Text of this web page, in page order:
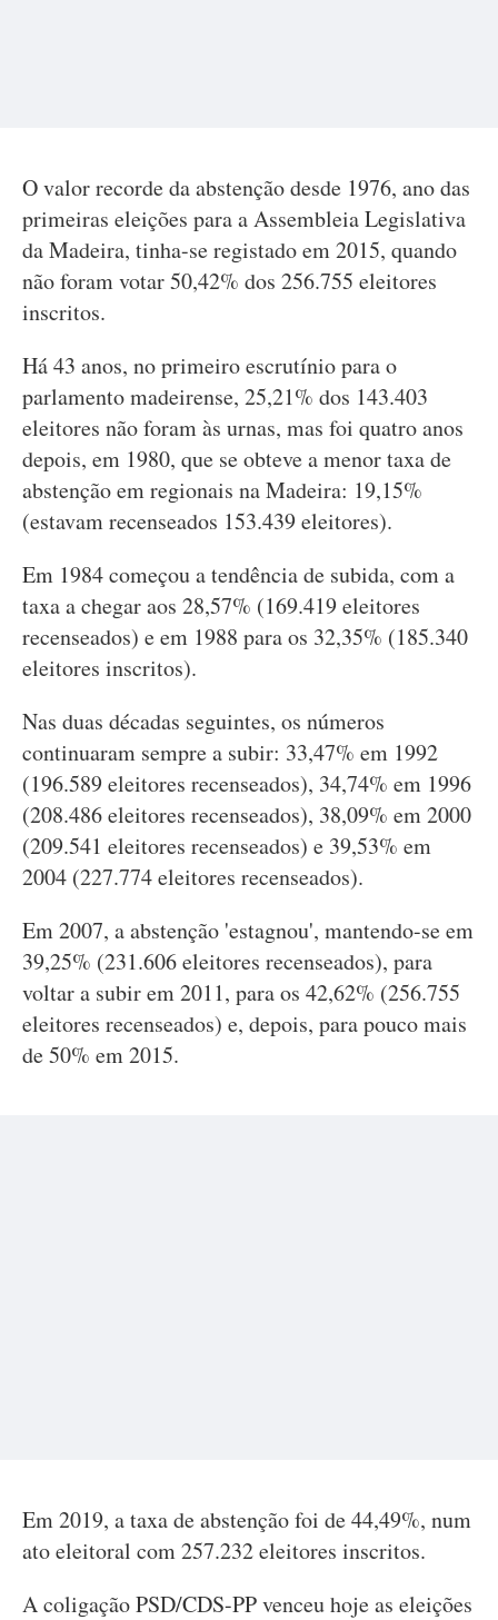
O valor recorde da abstenção desde 1976, ano das
primeiras eleições para a Assembleia Legislativa
da Madeira, tinha-se registado em 2015, quando
não foram votar 50,42% dos 256.755 eleitores
inscritos.
Há 43 anos, no primeiro escrutínio para o
parlamento madeirense, 25,21% dos 143.403
eleitores não foram às urnas, mas foi quatro anos
depois, em 1980, que se obteve a menor taxa de
abstenção em regionais na Madeira: 19,15%
(estavam recenseados 153.439 eleitores).
Em 1984 começou a tendência de subida, com a
taxa a chegar aos 28,57% (169.419 eleitores
recenseados) e em 1988 para os 32,35% (185.340
eleitores inscritos).
Nas duas décadas seguintes, os números
continuaram sempre a subir: 33,47% em 1992
(196.589 eleitores recenseados), 34,74% em 1996
(208.486 eleitores recenseados), 38,09% em 2000
(209.541 eleitores recenseados) e 39,53% em
2004 (227.774 eleitores recenseados).
Em 2007, a abstenção 'estagnou', mantendo-se em
39,25% (231.606 eleitores recenseados), para
voltar a subir em 2011, para os 42,62% (256.755
eleitores recenseados) e, depois, para pouco mais
de 50% em 2015.
Em 2019, a taxa de abstenção foi de 44,49%, num
ato eleitoral com 257.232 eleitores inscritos.
A coligação PSD/CDS-PP venceu hoje as eleições